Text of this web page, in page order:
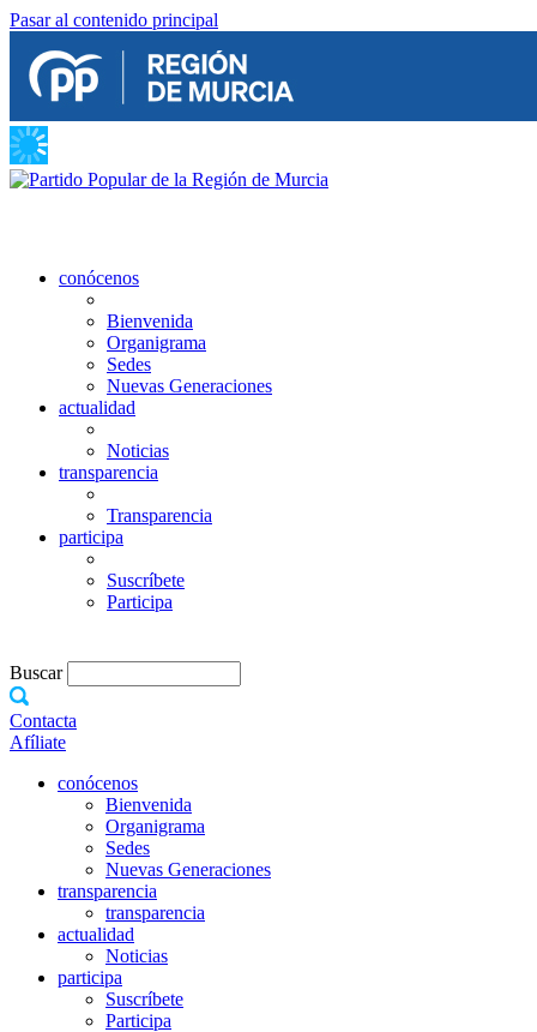
Pasar al contenido principal
conócenos
Bienvenida
Organigrama
Sedes
Nuevas Generaciones
actualidad
Noticias
transparencia
Transparencia
participa
Suscríbete
Participa
Buscar
Contacta
Afíliate
conócenos
Bienvenida
Organigrama
Sedes
Nuevas Generaciones
transparencia
transparencia
actualidad
Noticias
participa
Suscríbete
Participa